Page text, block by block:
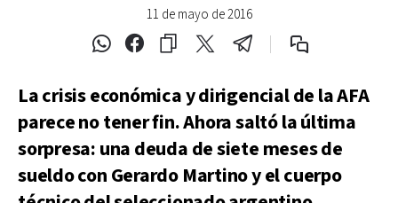
11 de mayo de 2016
La crisis económica y dirigencial de la AFA
parece no tener fin. Ahora saltó la última
sorpresa: una deuda de siete meses de
sueldo con Gerardo Martino y el cuerpo